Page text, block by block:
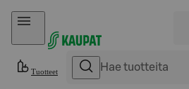
Hyppää sisältöön
Tuotteet